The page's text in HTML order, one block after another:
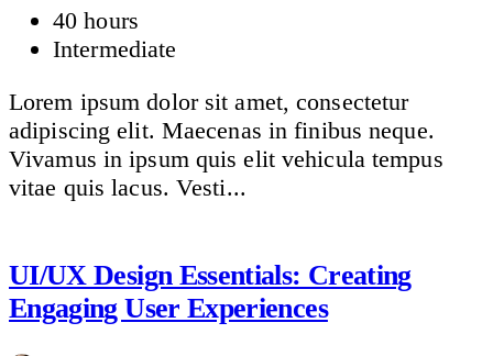
40 hours
Intermediate
Lorem ipsum dolor sit amet, consectetur
adipiscing elit. Maecenas in finibus neque.
Vivamus in ipsum quis elit vehicula tempus
vitae quis lacus. Vesti...
UI/UX Design Essentials: Creating
Engaging User Experiences